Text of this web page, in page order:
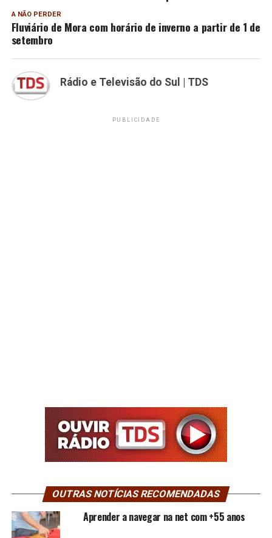
A NÃO PERDER
Fluviário de Mora com horário de inverno a partir de 1 de
setembro
Rádio e Televisão do Sul | TDS
PUBLICIDADE
OUTRAS NOTÍCIAS RECOMENDADAS
Aprender a navegar na net com +55 anos